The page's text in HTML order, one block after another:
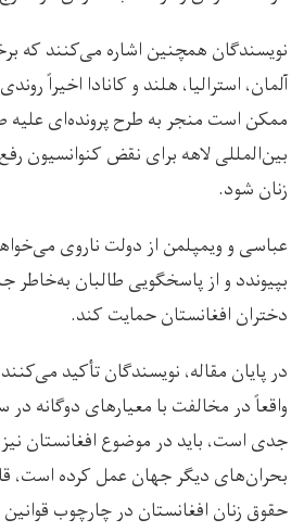
نویسندگان همچنین اشاره می‌کنند که
آلمان، استرالیا، هلند و کانادا اخیراً
ممکن است منجر به طرح پرونده‌ای علیه
بین‌المللی لاهه برای نقض کنوانسیون
زنان شود.
عباسی و ویمپلمن از دولت ناروی
بپیوندد و از پاسخگویی طالبان به‌خاطر
دختران افغانستان حمایت کند.
در پایان مقاله، نویسندگان تأکید
واقعاً در مخالفت با معیارهای دوگانه
جدی است، باید در موضوع افغانستان
بحران‌های دیگر جهان عمل کرده است،
حقوق زنان افغانستان در چارچوب